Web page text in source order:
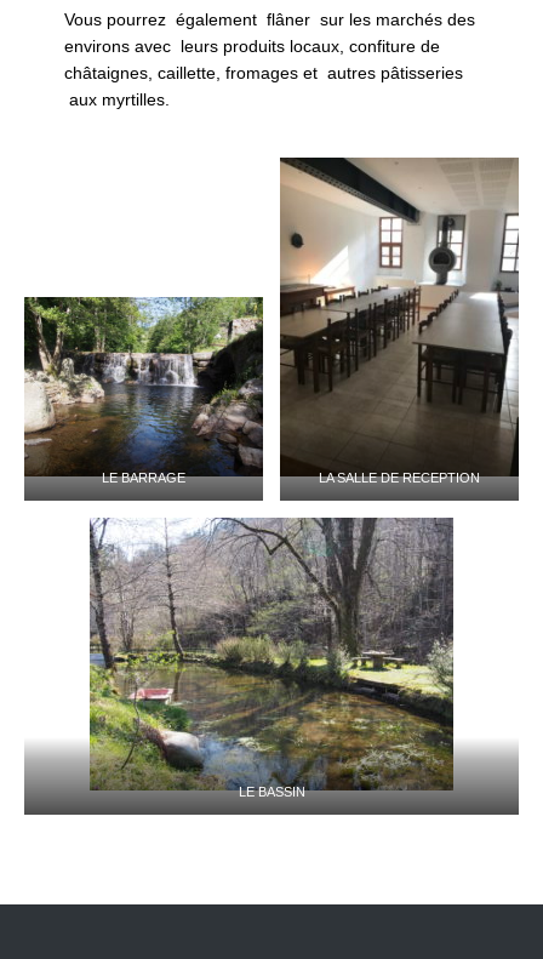
Vous pourrez également flâner sur les marchés des
environs avec leurs produits locaux, confiture de
châtaignes, caillette, fromages et autres pâtisseries
aux myrtilles.
LE BARRAGE LA SALLE DE RECEPTION
LE BASSIN